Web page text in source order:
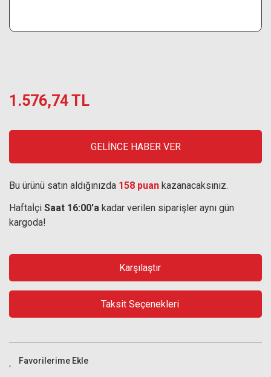
1.576,74 TL
GELİNCE HABER VER
Bu ürünü satın aldığınızda 158 puan kazanacaksınız.
Haftaİçi Saat 16:00'a kadar verilen siparişler aynı gün
kargoda!
Karşılaştır
Taksit Seçenekleri